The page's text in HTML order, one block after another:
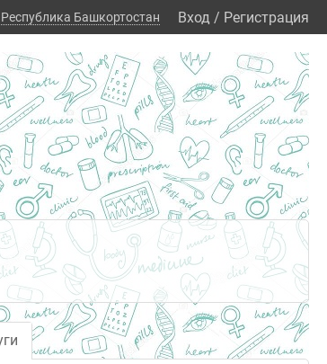
Республика Башкортостан Вход / Регистрация